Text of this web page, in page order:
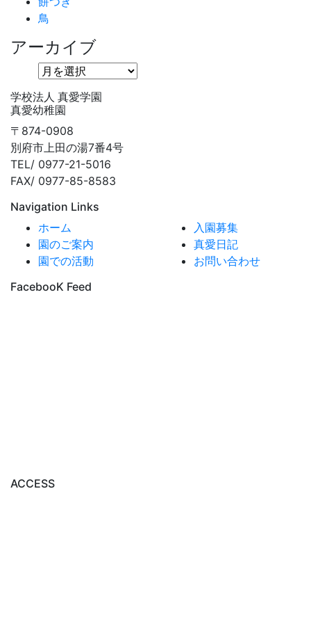
鳥
アーカイブ
学校法人 真愛学園
真愛幼稚園
〒874-0908
別府市上田の湯7番4号
TEL/ 0977-21-5016
FAX/ 0977-85-8583
Navigation Links
ホーム
園のご案内
園での活動
入園募集
真愛日記
お問い合わせ
FacebooK Feed
ACCESS